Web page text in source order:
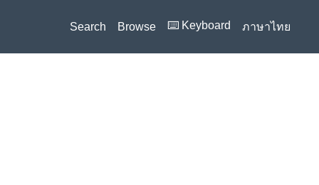
Search Browse ⌨️ Keyboard ภาษาไทย